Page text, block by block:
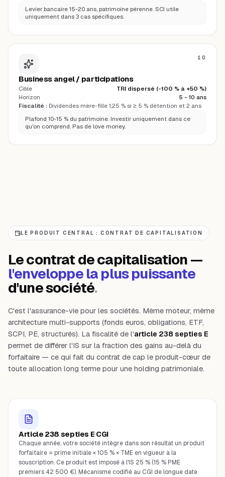
Levier bancaire 15-20 ans, patrimoine pérenne. SCI utile
uniquement dans 3 cas spécifiques.
10
Business angel / participations
Cible
TRI dispersé (-100 % à +50 %)
Horizon
5 - 10 ans
Fiscalité : Dividendes mère-fille 1,25 % si ≥ 5 % détention et 2 ans
Plafond 10-15 % du patrimoine. Investir uniquement dans ce
qu'on comprend. Pas de love money.
LE PRODUIT CENTRAL : CONTRAT DE CAPITALISATION
Le contrat de capitalisation —
l'enveloppe la plus puissante
d'une société.
C'est l'assurance-vie pour les sociétés. Même moteur, même
architecture multi-supports (fonds euros, obligations, ETF,
SCPI, PE, structurés). La fiscalité de l'article 238 septies E
permet de différer l'IS sur la fraction des gains au-delà du
forfaitaire — ce qui fait du contrat de cap le produit-cœur de
toute allocation long terme pour une holding patrimoniale.
Article 238 septies E CGI
Chaque année, votre société intègre dans son résultat un produit
forfaitaire = prime initiale × 105 % × TME en vigueur à la
souscription. Ce produit est imposé à l'IS 25 % (15 % PME
premiers 42 500 €). Mécanisme codifié au CGI de longue date